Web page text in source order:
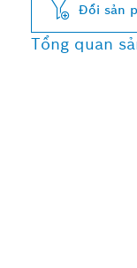
Đổi sản
Tổng quan